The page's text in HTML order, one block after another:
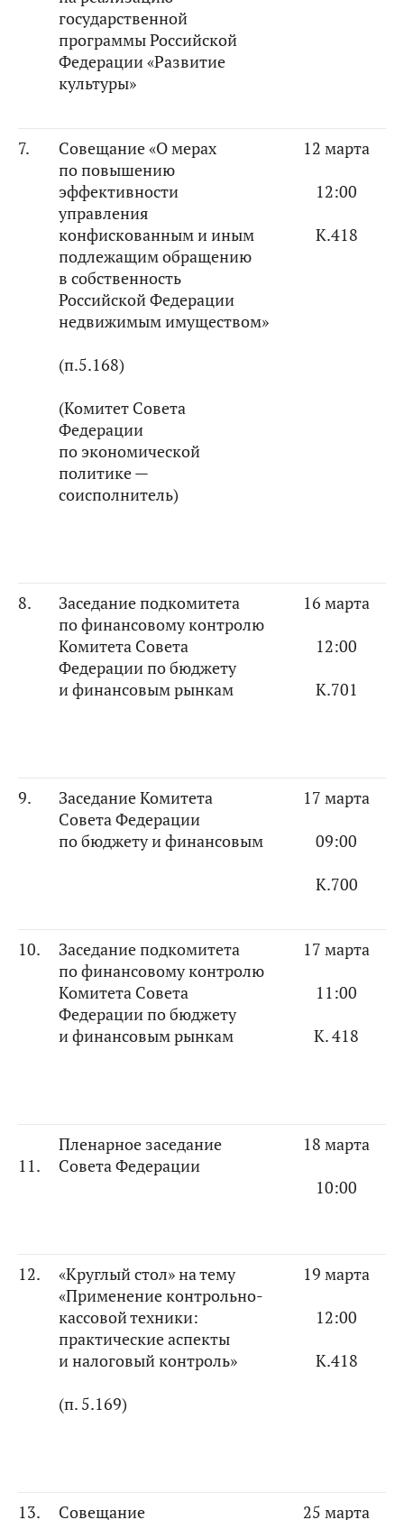
государственной
программы Российской
Федерации «Развитие
культуры»
7.
Совещание «О мерах
по повышению
эффективности
управления
конфискованным и иным
подлежащим обращению
в собственность
Российской Федерации
недвижимым имуществом»
(п.5.168)
(Комитет Совета
Федерации
по экономической
политике —
соисполнитель)
12 марта
12:00
К.418
8.
Заседание подкомитета
по финансовому контролю
Комитета Совета
Федерации по бюджету
и финансовым рынкам
16 марта
12:00
К.701
9.
Заседание Комитета
Совета Федерации
по бюджету и финансовым
17 марта
09:00
К.700
10.
Заседание подкомитета
по финансовому контролю
Комитета Совета
Федерации по бюджету
и финансовым рынкам
17 марта
11:00
К. 418
11.
Пленарное заседание
Совета Федерации
18 марта
10:00
12.
«Круглый стол» на тему
«Применение контрольно-
кассовой техники:
практические аспекты
и налоговый контроль»
(п. 5.169)
19 марта
12:00
К.418
13.
Совещание
25 марта